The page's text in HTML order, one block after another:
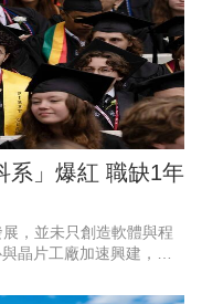
系」爆紅 職缺1年
，並未只創造軟體與程
晶片工廠加速興建，能